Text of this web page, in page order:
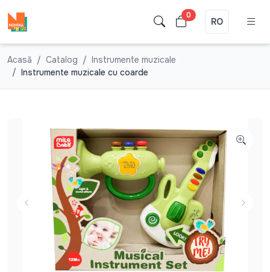
0
RO
Acasă Catalog
Instrumente muzicale
Instrumente muzicale cu coarde